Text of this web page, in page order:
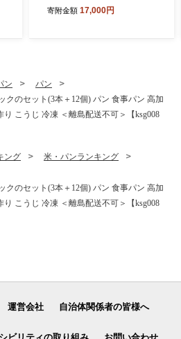
～8人前)モツ鍋 水炊き 鶏肉
4-11】【水たき料亭 博多華
味鳥】
寄附金額 17,000円
ン
パン
クのセット(3本＋12個) パン 食事パン 高加
こうじ 冷凍 ＜離島配送不可＞【ksg008
ング
米・パンランキング
クのセット(3本＋12個) パン 食事パン 高加
こうじ 冷凍 ＜離島配送不可＞【ksg008
運営会社 自治体関係者の皆様へ